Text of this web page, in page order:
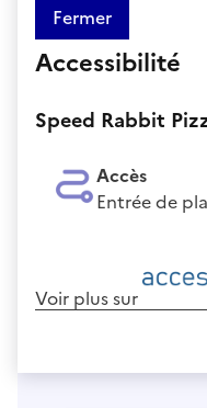
Fermer
Accessibilité
Speed Rabbit
Accès
Entrée de
Voir plus sur